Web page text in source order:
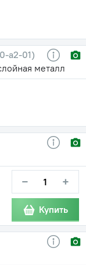
а2-01)
металл
− +
Купить